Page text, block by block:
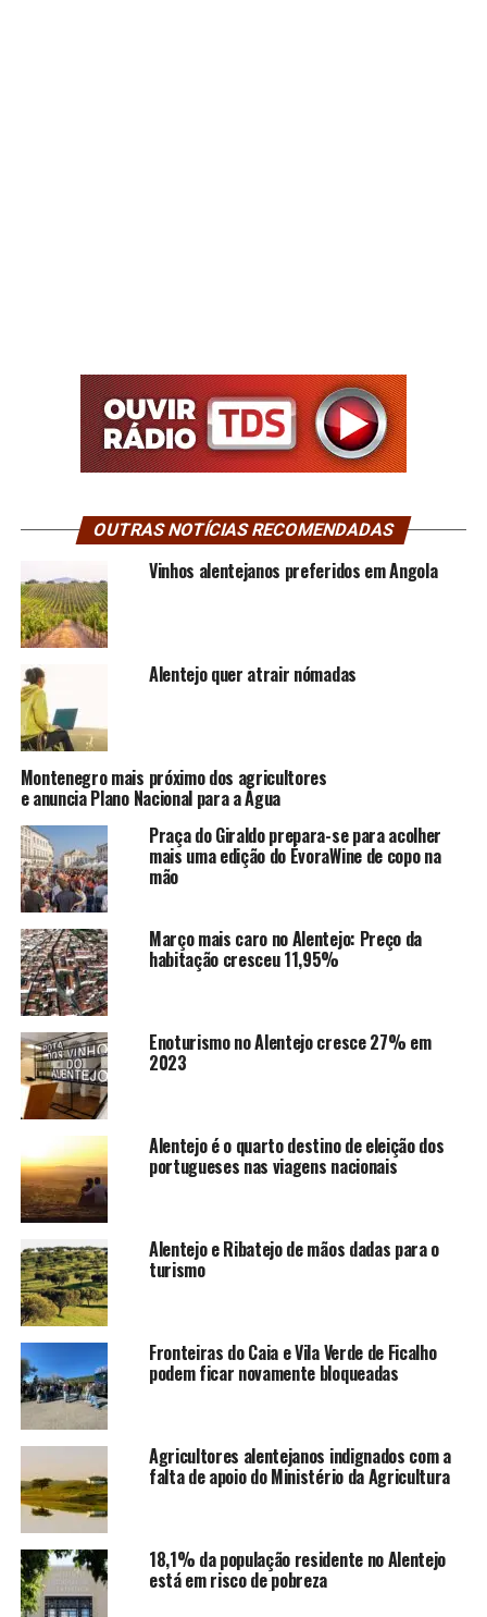
OUTRAS NOTÍCIAS RECOMENDADAS
Vinhos alentejanos preferidos em Angola
Alentejo quer atrair nómadas
Montenegro mais próximo dos agricultores
e anuncia Plano Nacional para a Água
Praça do Giraldo prepara-se para acolher
mais uma edição do ÉvoraWine de copo na
mão
Março mais caro no Alentejo: Preço da
habitação cresceu 11,95%
Enoturismo no Alentejo cresce 27% em
2023
Alentejo é o quarto destino de eleição dos
portugueses nas viagens nacionais
Alentejo e Ribatejo de mãos dadas para o
turismo
Fronteiras do Caia e Vila Verde de Ficalho
podem ficar novamente bloqueadas
Agricultores alentejanos indignados com a
falta de apoio do Ministério da Agricultura
18,1% da população residente no Alentejo
está em risco de pobreza